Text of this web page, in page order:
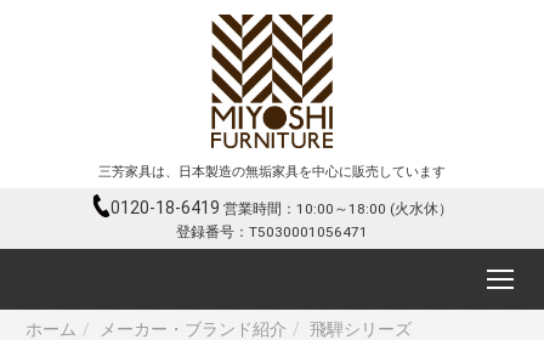
三芳家具は、日本製造の無垢家具を中心に販売しています
0120-18-6419 営業時間：10:00～18:00 (火水休）
登録番号：T5030001056471
ホーム メーカー・ブランド紹介
飛騨シリーズ